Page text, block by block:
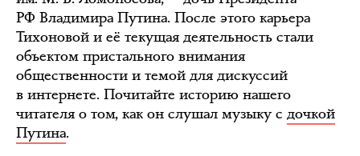
РФ Владимира Путина. После этого карьера
Тихоновой и её текущая деятельность стали
объектом пристального внимания
общественности и темой для дискуссий
в интернете. Почитайте историю нашего
читателя о том, как он слушал музыку с дочкой
Путина.